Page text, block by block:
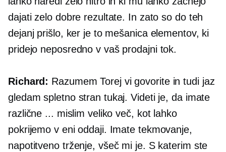
dajati zelo dobre rezultate. In zato so do teh
dejanj prišlo, ker je to mešanica elementov, ki
pridejo neposredno v vaš prodajni tok.
Richard: Razumem Torej vi govorite in tudi jaz
gledam spletno stran tukaj. Videti je, da imate
različne ... mislim veliko več, kot lahko
pokrijemo v eni oddaji. Imate tekmovanje,
napotitveno trženje, všeč mi je. S katerim ste